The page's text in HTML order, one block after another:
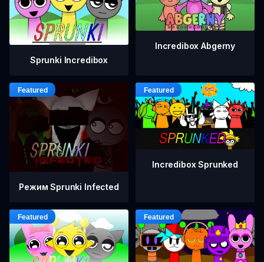
Sprunki Incredibox
Incredibox Abgerny
Режим Sprunki Infected
Incredibox Sprunked